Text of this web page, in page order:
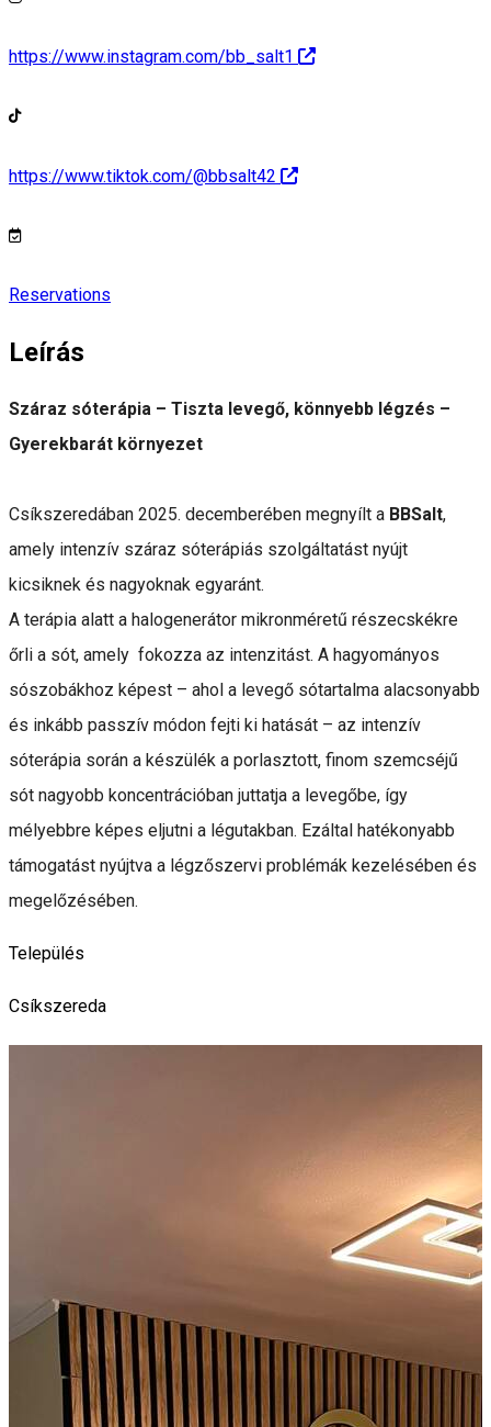
https://www.instagram.com/bb_salt1
https://www.tiktok.com/@bbsalt42
Reservations
Leírás
Száraz sóterápia – Tiszta levegő, könnyebb légzés –
Gyerekbarát környezet
Csíkszeredában 2025. decemberében megnyílt a BBSalt,
amely intenzív száraz sóterápiás szolgáltatást nyújt
kicsiknek és nagyoknak egyaránt.
A terápia alatt a halogenerátor mikronméretű részecskékre
őrli a sót, amely fokozza az intenzitást. A hagyományos
sószobákhoz képest – ahol a levegő sótartalma alacsonyabb
és inkább passzív módon fejti ki hatását – az intenzív
sóterápia során a készülék a porlasztott, finom szemcséjű
sót nagyobb koncentrációban juttatja a levegőbe, így
mélyebbre képes eljutni a légutakban. Ezáltal hatékonyabb
támogatást nyújtva a légzőszervi problémák kezelésében és
megelőzésében.
Település
Csíkszereda